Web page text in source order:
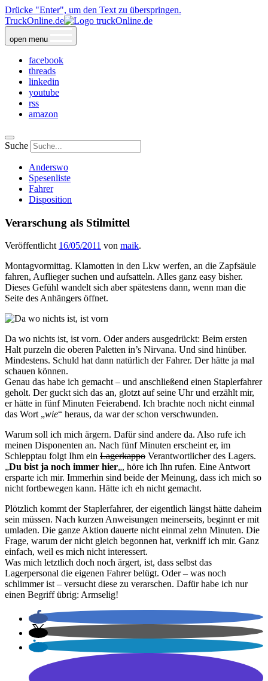
Drücke "Enter", um den Text zu überspringen.
TruckOnline.de
open menu
facebook
threads
linkedin
youtube
rss
amazon
Suche
Anderswo
Spesenliste
Fahrer
Disposition
Verarschung als Stilmittel
Veröffentlicht 16/05/2011 von maik.
Montagvormittag. Klamotten in den Lkw werfen, an die Zapfsäule
fahren, Auflieger suchen und aufsatteln. Alles ganz easy bisher.
Dieses Gefühl wandelt sich aber spätestens dann, wenn man die
Seite des Anhängers öffnet.
Da wo nichts ist, ist vorn. Oder anders ausgedrückt: Beim ersten
Halt purzeln die oberen Paletten in’s Nirvana. Und sind hinüber.
Mindestens. Schuld hat dann natürlich der Fahrer. Der hätte ja mal
schauen können.
Genau das habe ich gemacht – und anschließend einen Staplerfahrer
geholt. Der guckt sich das an, glotzt auf seine Uhr und erzählt mir,
er hätte in fünf Minuten Feierabend. Ich brachte noch nicht einmal
das Wort „wie“ heraus, da war der schon verschwunden.
Warum soll ich mich ärgern. Dafür sind andere da. Also rufe ich
meinen Disponenten an. Nach fünf Minuten erscheint er, im
Schlepptau folgt Ihm ein Lagerkappo Verantwortlicher des Lagers.
„Du bist ja noch immer hier„, höre ich Ihn rufen. Eine Antwort
ersparte ich mir. Immerhin sind beide der Meinung, dass ich mich so
nicht fortbewegen kann. Hätte ich eh nicht gemacht.
Plötzlich kommt der Staplerfahrer, der eigentlich längst hätte daheim
sein müssen. Nach kurzen Anweisungen meinerseits, beginnt er mit
umladen. Die ganze Aktion dauerte nicht einmal zehn Minuten. Die
Frage, warum der nicht gleich begonnen hat, verkniff ich mir. Ganz
einfach, weil es mich nicht interessert.
Was mich letztlich doch noch ärgert, ist, dass selbst das
Lagerpersonal die eigenen Fahrer belügt. Oder – was noch
schlimmer ist – versucht diese zu verarschen. Dafür habe ich nur
einen Begriff übrig: Armselig!